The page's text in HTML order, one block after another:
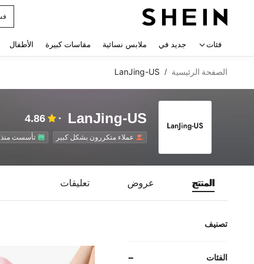
فئات جديد في ملابس نسائية مقاسات كبيرة الأطفال
الصفحة الرئيسية /
LanJing-US
LanJing-US
4.86
عملاء متكررون بشكل كبير تأسست منذ
المنتج عروض تعليقات
تصنيف
الفئات